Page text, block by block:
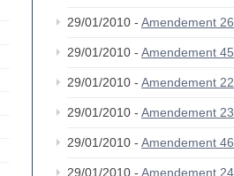
29/01/2010 - Amendement 26
29/01/2010 - Amendement 45
29/01/2010 - Amendement 22
29/01/2010 - Amendement 23
29/01/2010 - Amendement 46
29/01/2010 - Amendement 24